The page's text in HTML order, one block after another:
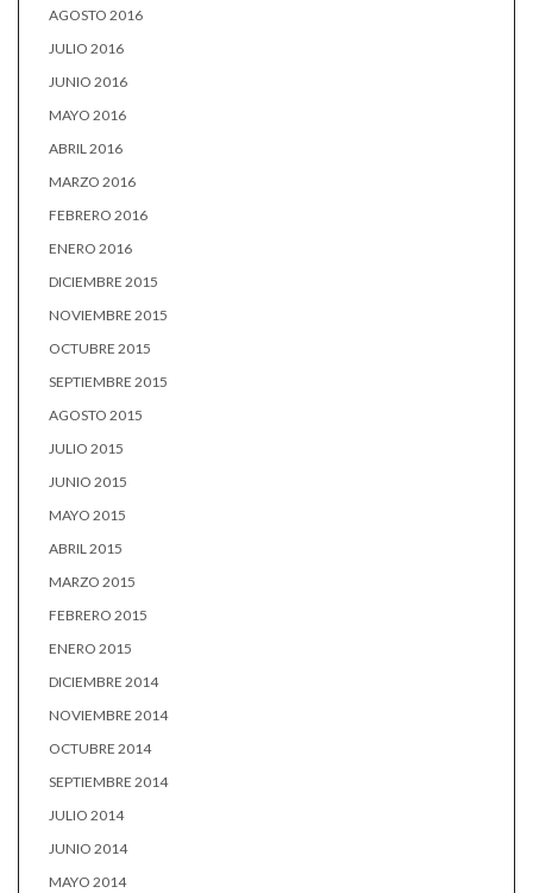
AGOSTO 2016
JULIO 2016
JUNIO 2016
MAYO 2016
ABRIL 2016
MARZO 2016
FEBRERO 2016
ENERO 2016
DICIEMBRE 2015
NOVIEMBRE 2015
OCTUBRE 2015
SEPTIEMBRE 2015
AGOSTO 2015
JULIO 2015
JUNIO 2015
MAYO 2015
ABRIL 2015
MARZO 2015
FEBRERO 2015
ENERO 2015
DICIEMBRE 2014
NOVIEMBRE 2014
OCTUBRE 2014
SEPTIEMBRE 2014
JULIO 2014
JUNIO 2014
MAYO 2014